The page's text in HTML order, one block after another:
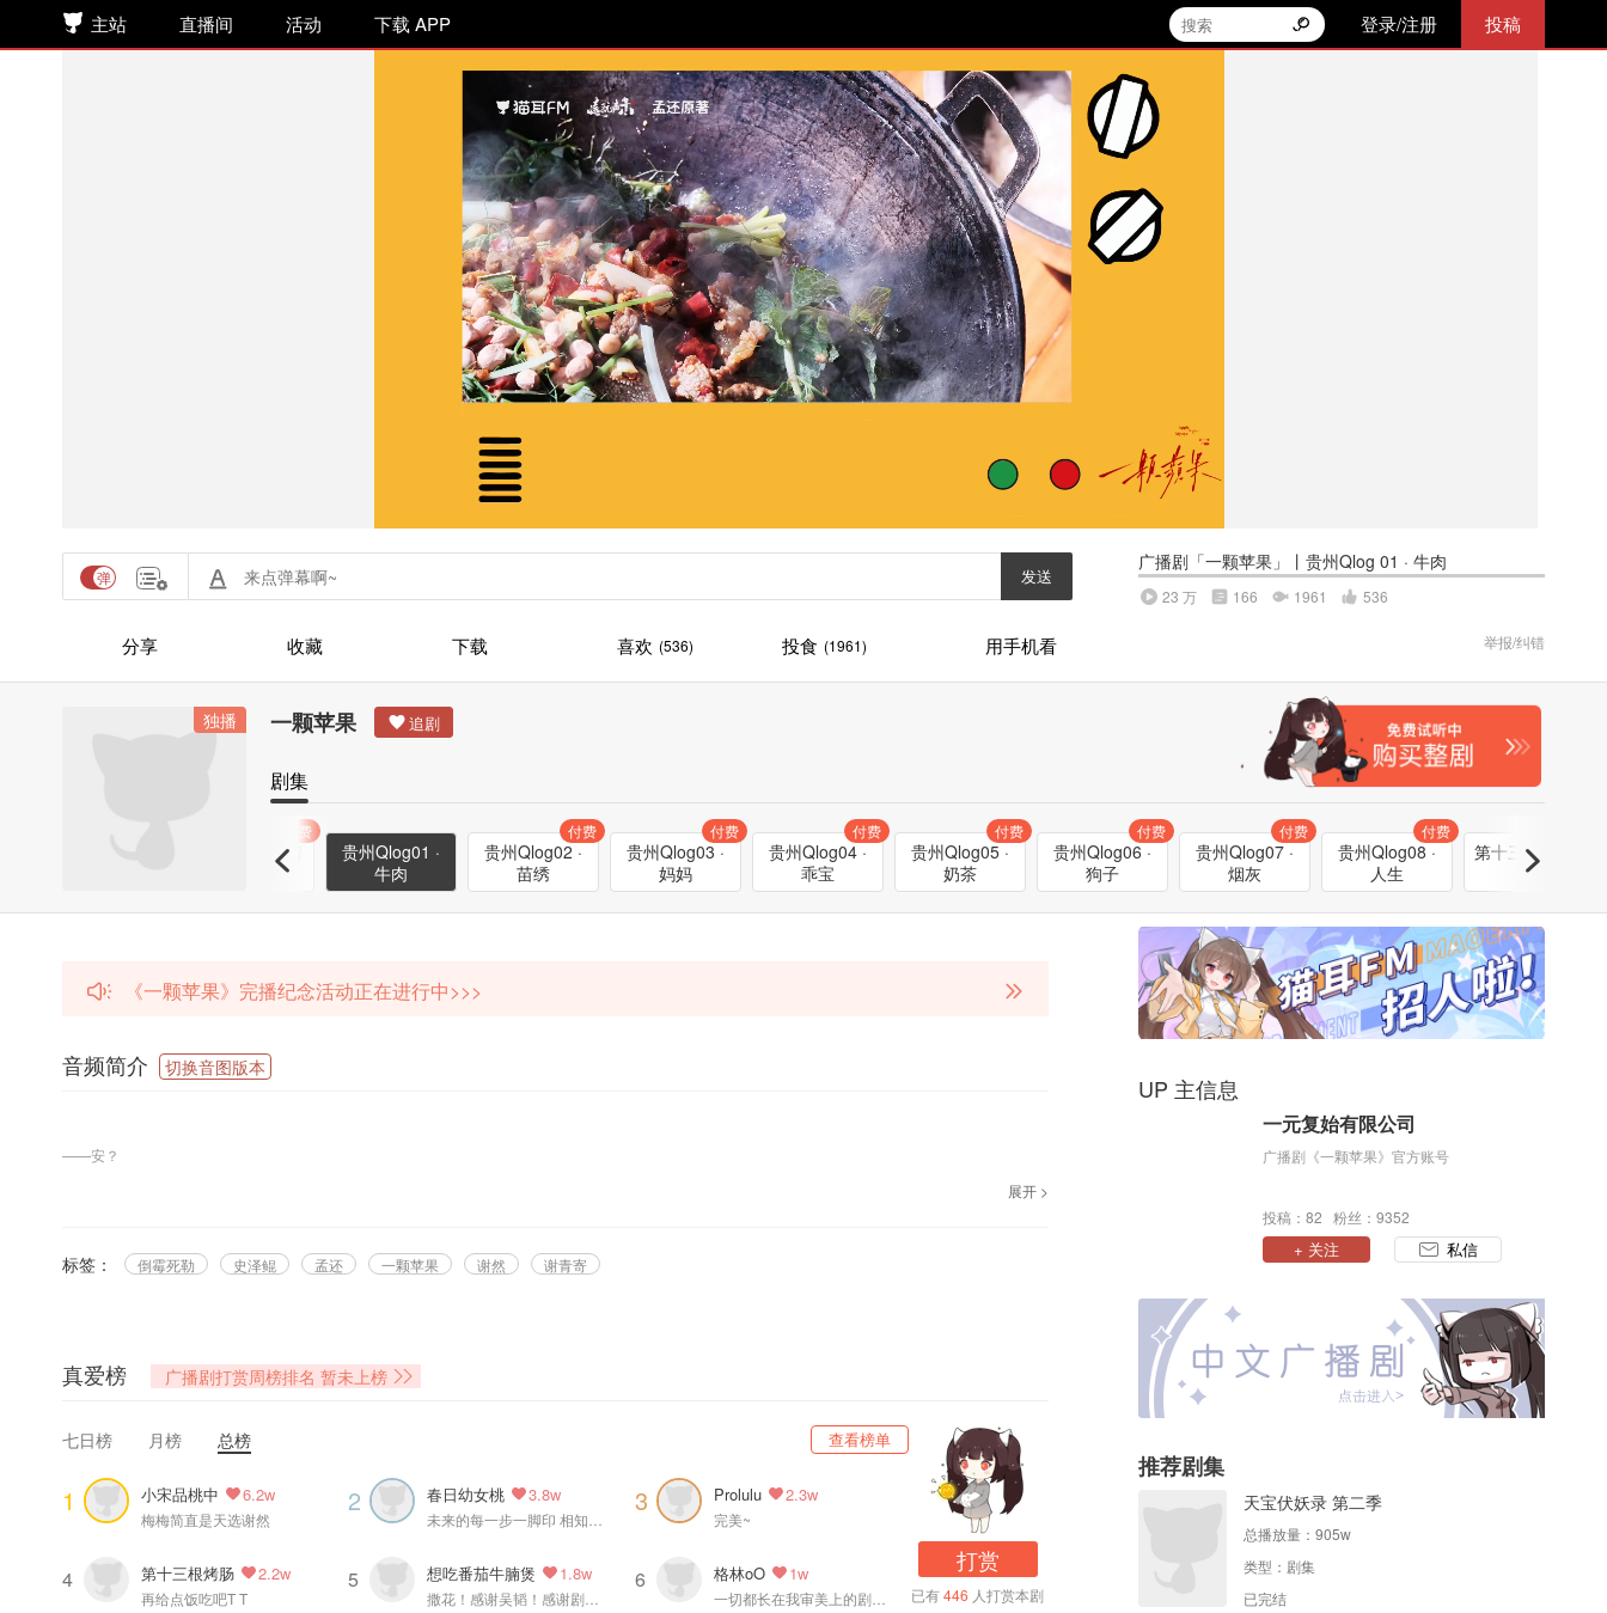
主站 直播间 活动 下载 APP 登录/注册 投稿
发送
分享 收藏 下载 喜欢 (536) 投食 (1961) 用手机看
广播剧「一颗苹果」丨贵州Qlog 01 · 牛肉
23 万 166 1961 536
举报/纠错
独播 一颗苹果
剧集
番外2 · 苦短情
付费
贵州Qlog01 ·
牛肉
贵州Qlog02 ·
苗绣
付费
贵州Qlog03 ·
妈妈
付费
贵州Qlog04 ·
乖宝
付费
贵州Qlog05 ·
奶茶
付费
贵州Qlog06 ·
狗子
付费
贵州Qlog07 ·
烟灰
付费
贵州Qlog08 ·
人生
付费
第十三根肋骨 ·
01
《一颗苹果》完播纪念活动正在进行中>>>
音频简介 切换音图版本
——安？
牛肉——广播剧《一颗苹果》贵州Qlog 01
谢青寄：史泽鲲@大鲲er
监制：杨铁锤@曾经老衲满头秀发
后期：青竹
配音导演：张碧玉@张碧玉berry
视频制作：丸子
视觉设计：zaynel@zaynel_
展开 >
标签： 倒霉死勒 史泽鲲 孟还 一颗苹果 谢然 谢青寄
真爱榜 广播剧打赏周榜排名 暂未上榜
七日榜 月榜 总榜 查看榜单
1 小宋品桃中 6.2w
梅梅简直是天选谢然
2 春日幼女桃 3.8w 3 Prolulu 2.3w
完美~
4 第十三根烤肠 2.2w
再给点饭吃吧T T
5 想吃番茄牛腩煲 1.8w 6 格林oO 1w
一切都长在我审美上的剧！好好听～
打赏
已有446 人打赏本剧
UP 主信息
一元复始有限公司
广播剧《一颗苹果》官方账号
投稿：82 粉丝：9352
+ 关注 私信
推荐剧集
天宝伏妖录 第二季
总播放量： 905w
类型： 剧集
已完结